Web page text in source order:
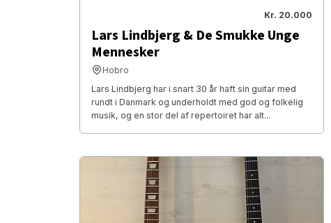
Kr. 20.000
Lars Lindbjerg & De Smukke Unge
Mennesker
Hobro
Lars Lindbjerg har i snart 30 år haft sin guitar med
rundt i Danmark og underholdt med god og folkelig
musik, og en stor del af repertoiret har alt...